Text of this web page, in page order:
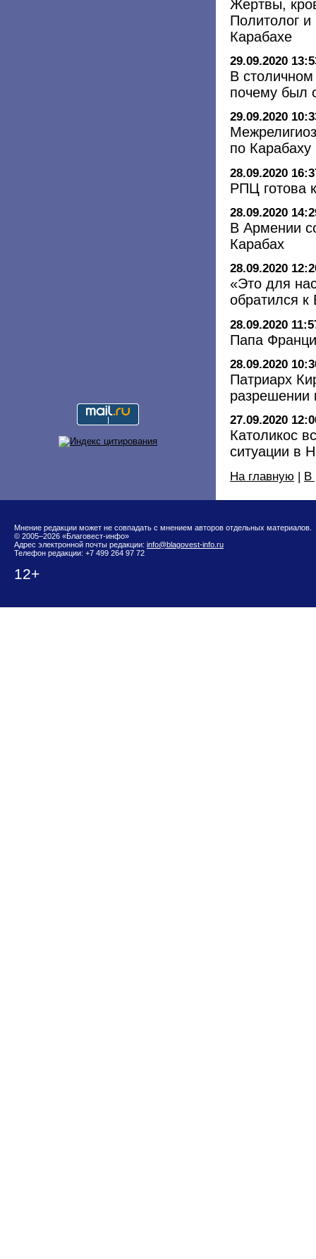
Жертвы,
Политолог
Карабахе
29.09.2020
В
почему был
29.09.2020
по Карабаху
28.09.2020
РПЦ готова
28.09.2020
В Армении
Карабах
28.09.2020
«Это для
обратился к
28.09.2020
Папа
28.09.2020
Патриарх
разрешении
27.09.2020
Католикос
ситуации в
На главную | В
Мнение редакции может не совпадать с мнением авторов отдельных материалов.
© 2005–2026 «Благовест-инфо»
Адрес электронной почты редакции: info@blagovest-info.ru
Телефон редакции: +7 499 264 97 72
12+